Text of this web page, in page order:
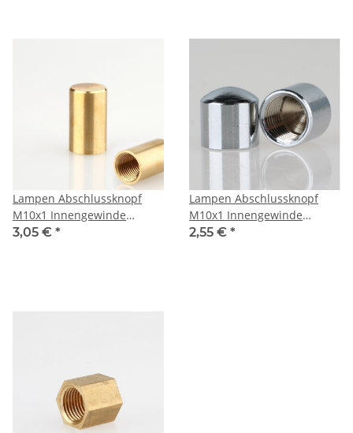
Lampen Abschlussknopf
M10x1 Innengewinde
12x20mm Messing roh
3,05 € *
Lampen Abschlussknopf
M10x1 Innengewinde
12x12mm verchromt
2,55 € *